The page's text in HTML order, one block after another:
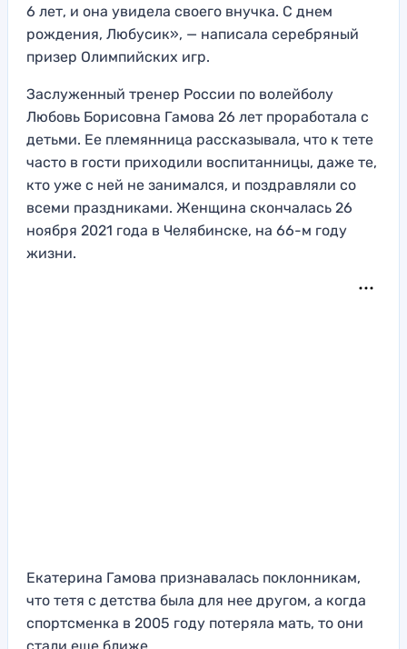
6 лет, и она увидела своего внучка. С днем
рождения, Любусик», — написала серебряный
призер Олимпийских игр.
Заслуженный тренер России по волейболу
Любовь Борисовна Гамова 26 лет проработала с
детьми. Ее племянница рассказывала, что к тете
часто в гости приходили воспитанницы, даже те,
кто уже с ней не занимался, и поздравляли со
всеми праздниками. Женщина скончалась 26
ноября 2021 года в Челябинске, на 66-м году
жизни.
Екатерина Гамова признавалась поклонникам,
что тетя с детства была для нее другом, а когда
спортсменка в 2005 году потеряла мать, то они